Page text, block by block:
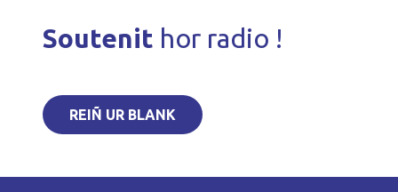
Soutenit hor radio !
REIÑ UR BLANK